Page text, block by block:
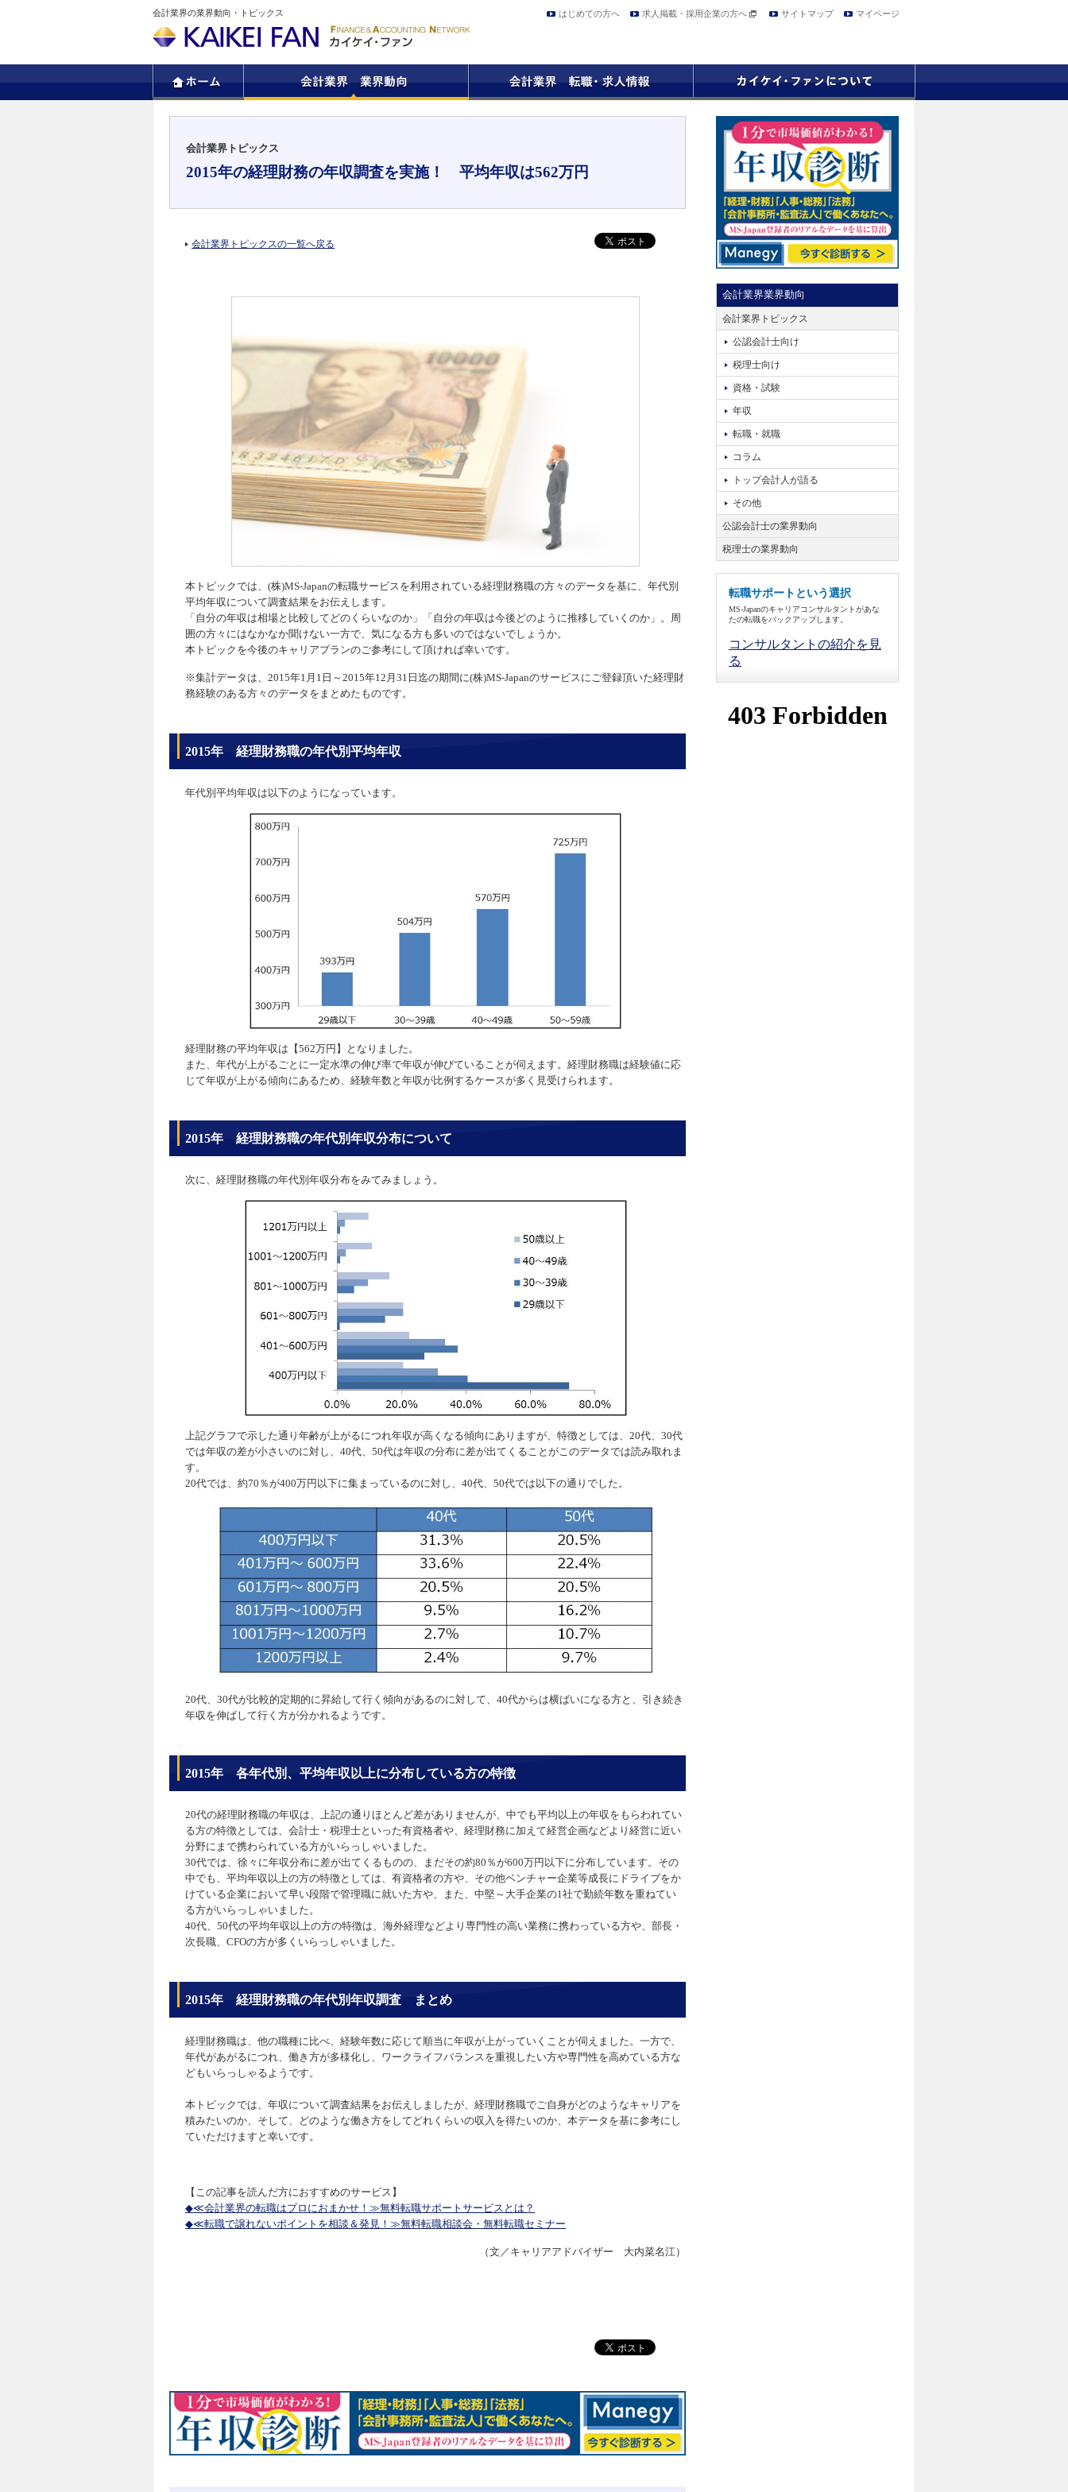
会計業界の業界動向・トピックス はじめての方へ 求人掲載・採用企業の方へ サイトマップ マイページ
会計業界トピックス
2015年の経理財務の年収調査を実施！ 平均年収は562万円
会計業界トピックスの一覧へ戻る
本トピックでは、(株)MS-Japanの転職サービスを利用されている経理財務職の方々のデータを基に、年代別
平均年収について調査結果をお伝えします。
「自分の年収は相場と比較してどのくらいなのか」「自分の年収は今後どのように推移していくのか」。周
囲の方々にはなかなか聞けない一方で、気になる方も多いのではないでしょうか。
本トピックを今後のキャリアプランのご参考にして頂ければ幸いです。
※集計データは、2015年1月1日～2015年12月31日迄の期間に(株)MS-Japanのサービスにご登録頂いた経理財
務経験のある方々のデータをまとめたものです。
2015年 経理財務職の年代別平均年収
年代別平均年収は以下のようになっています。
経理財務の平均年収は【562万円】となりました。
また、年代が上がるごとに一定水準の伸び率で年収が伸びていることが伺えます。経理財務職は経験値に応
じて年収が上がる傾向にあるため、経験年数と年収が比例するケースが多く見受けられます。
2015年 経理財務職の年代別年収分布について
次に、経理財務職の年代別年収分布をみてみましょう。
上記グラフで示した通り年齢が上がるにつれ年収が高くなる傾向にありますが、特徴としては、20代、30代
では年収の差が小さいのに対し、40代、50代は年収の分布に差が出てくることがこのデータでは読み取れま
す。
20代では、約70％が400万円以下に集まっているのに対し、40代、50代では以下の通りでした。
20代、30代が比較的定期的に昇給して行く傾向があるのに対して、40代からは横ばいになる方と、引き続き
年収を伸ばして行く方が分かれるようです。
2015年 各年代別、平均年収以上に分布している方の特徴
20代の経理財務職の年収は、上記の通りほとんど差がありませんが、中でも平均以上の年収をもらわれてい
る方の特徴としては、会計士・税理士といった有資格者や、経理財務に加えて経営企画などより経営に近い
分野にまで携わられている方がいらっしゃいました。
30代では、徐々に年収分布に差が出てくるものの、まだその約80％が600万円以下に分布しています。その
中でも、平均年収以上の方の特徴としては、有資格者の方や、その他ベンチャー企業等成長にドライブをか
けている企業において早い段階で管理職に就いた方や、また、中堅～大手企業の1社で勤続年数を重ねてい
る方がいらっしゃいました。
40代、50代の平均年収以上の方の特徴は、海外経理などより専門性の高い業務に携わっている方や、部長・
次長職、CFOの方が多くいらっしゃいました。
2015年 経理財務職の年代別年収調査 まとめ
経理財務職は、他の職種に比べ、経験年数に応じて順当に年収が上がっていくことが伺えました。一方で、
年代があがるにつれ、働き方が多様化し、ワークライフバランスを重視したい方や専門性を高めている方な
どもいらっしゃるようです。
本トピックでは、年収について調査結果をお伝えしましたが、経理財務職でご自身がどのようなキャリアを
積みたいのか、そして、どのような働き方をしてどれくらいの収入を得たいのか、本データを基に参考にし
ていただけますと幸いです。
【この記事を読んだ方におすすめのサービス】
◆≪会計業界の転職はプロにおまかせ！≫無料転職サポートサービスとは？
◆≪転職で譲れないポイントを相談＆発見！≫無料転職相談会・無料転職セミナー
（文／キャリアアドバイザー 大内菜名江）
会計業界業界動向
会計業界トピックス
公認会計士向け
税理士向け
資格・試験
年収
転職・就職
コラム
トップ会計人が語る
その他
公認会計士の業界動向
税理士の業界動向
転職サポートという選択
MS-Japanのキャリアコンサルタントがあな
たの転職をバックアップします。
コンサルタントの紹介を見
る